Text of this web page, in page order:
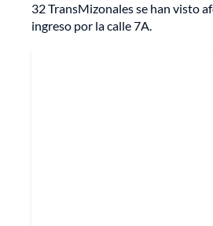
32 TransMizonales se han visto
ingreso por la calle 7A.